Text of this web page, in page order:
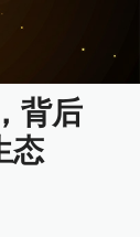
背后
态